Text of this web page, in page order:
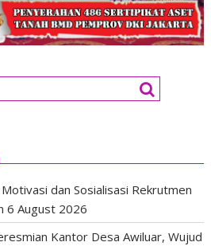
dan Sosialisasi Rekrutmen
6 August 2026
Kantor Desa Awiluar, Wujud